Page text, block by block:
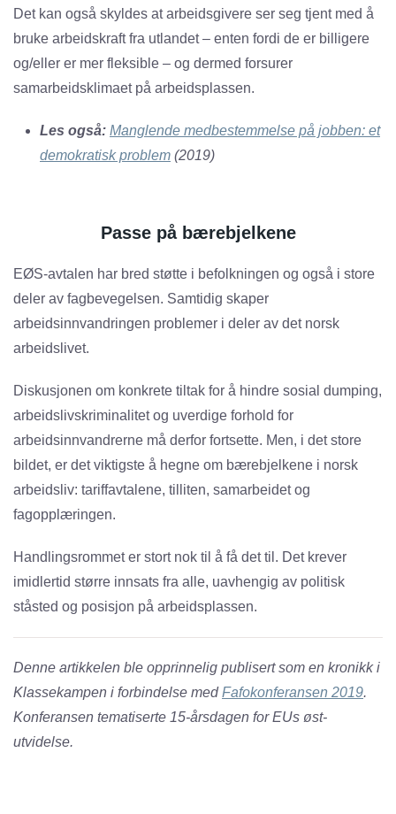
Det kan også skyldes at arbeidsgivere ser seg tjent med å
bruke arbeidskraft fra utlandet – enten fordi de er billigere
og/eller er mer fleksible – og dermed forsurer
samarbeidsklimaet på arbeidsplassen.
Les også: Manglende medbestemmelse på jobben: et
demokratisk problem (2019)
Passe på bærebjelkene
EØS-avtalen har bred støtte i befolkningen og også i store
deler av fagbevegelsen. Samtidig skaper
arbeidsinnvandringen problemer i deler av det norsk
arbeidslivet.
Diskusjonen om konkrete tiltak for å hindre sosial dumping,
arbeidslivskriminalitet og uverdige forhold for
arbeidsinnvandrerne må derfor fortsette. Men, i det store
bildet, er det viktigste å hegne om bærebjelkene i norsk
arbeidsliv: tariffavtalene, tilliten, samarbeidet og
fagopplæringen.
Handlingsrommet er stort nok til å få det til. Det krever
imidlertid større innsats fra alle, uavhengig av politisk
ståsted og posisjon på arbeidsplassen.
Denne artikkelen ble opprinnelig publisert som en kronikk i
Klassekampen i forbindelse medFafokonferansen 2019.
Konferansen tematiserte 15-årsdagen for EUs øst-
utvidelse.